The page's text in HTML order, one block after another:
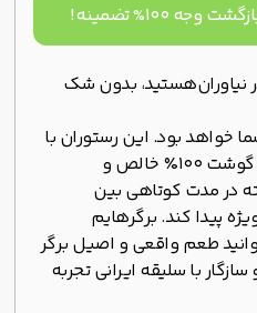
۱۰۰% تضمینه!
هستید، بدون شک
خواهد بود. این رستوران با
استفاده از مواد اولیه تازه، گوشت ۱۰۰٪ خالص و
در مدت کوتاهی بین
پیدا کند. برگرهایم
طعم واقعی و اصیل برگر
سازگار با سلیقه ایرانی تجربه